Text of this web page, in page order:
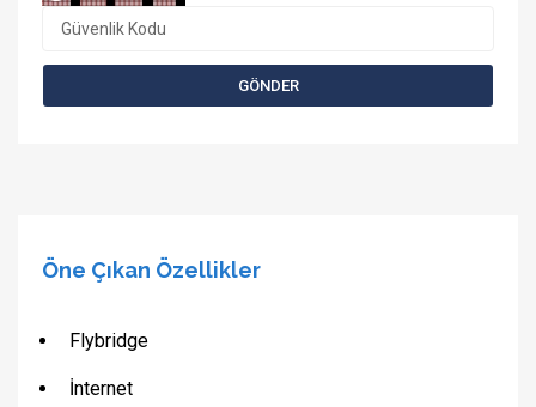
Öne Çıkan Özellikler
Flybridge
İnternet